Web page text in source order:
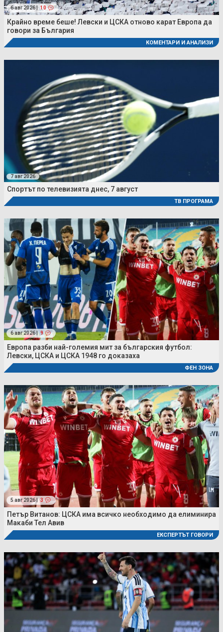
6 авг 2026 | 10
Крайно време беше! Левски и ЦСКА отново карат Европа да
говори за България
КОМЕНТАРИ И АНАЛИЗИ
7 авг 2026
Спортът по телевизията днес, 7 август
ТВ ПРОГРАМА
6 авг 2026 | 9
Европа разби най-големия мит за българския футбол:
Левски, ЦСКА и ЦСКА 1948 го доказаха
ФЕН ЗОНА
5 авг 2026 | 3
Петър Витанов: ЦСКА има всичко необходимо да елиминира
Макаби Тел Авив
ЕКСПЕРТЪТ ГОВОРИ